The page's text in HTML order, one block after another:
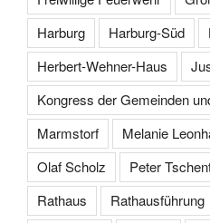
Harburg
Harburg-Süd
Herbert-Wehner-Haus
Kongress der Gemeinden
Marmstorf
Melanie
Olaf Scholz
Peter
Rathaus
Rathausführung